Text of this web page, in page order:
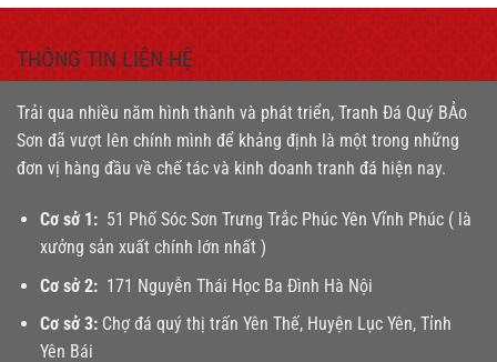
THÔNG TIN LIÊN HỆ
Trải qua nhiều năm hình thành và phát triển, Tranh Đá Quý BẢo
Sơn đã vượt lên chính mình để khảng định là một trong những
đơn vị hàng đầu về chế tác và kinh doanh tranh đá hiện nay.
Cơ sở 1:51 Phố Sóc Sơn Trưng Trắc Phúc Yên Vĩnh Phúc ( là
xưởng sản xuất chính lớn nhất )
Cơ sở 2:171 Nguyễn Thái Học Ba Đình Hà Nội
Cơ sở 3:Chợ đá quý thị trấn Yên Thế, Huyện Lục Yên, Tỉnh
Yên Bái